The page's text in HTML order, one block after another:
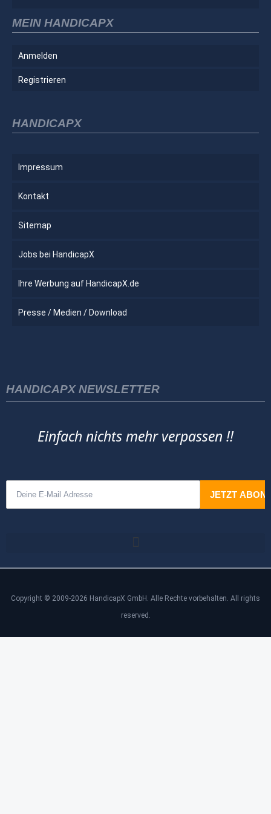
MEIN HANDICAPX
Anmelden
Registrieren
HANDICAPX
Impressum
Kontakt
Sitemap
Jobs bei HandicapX
Ihre Werbung auf HandicapX.de
Presse / Medien / Download
HANDICAPX NEWSLETTER
Einfach nichts mehr verpassen !!
Copyright © 2009-2026 HandicapX GmbH. Alle Rechte vorbehalten. All rights
reserved.